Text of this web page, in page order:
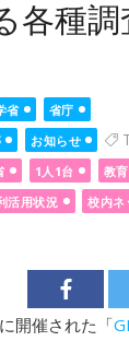
各種
省
省庁
お知らせ
1人1台
教
活用状況
校内ネ
開催された「